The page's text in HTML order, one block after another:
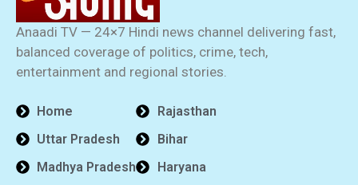
Anaadi TV — 24×7 Hindi news channel delivering fast,
balanced coverage of politics, crime, tech,
entertainment and regional stories.
Home
Uttar Pradesh
Madhya Pradesh
Rajasthan
Bihar
Haryana